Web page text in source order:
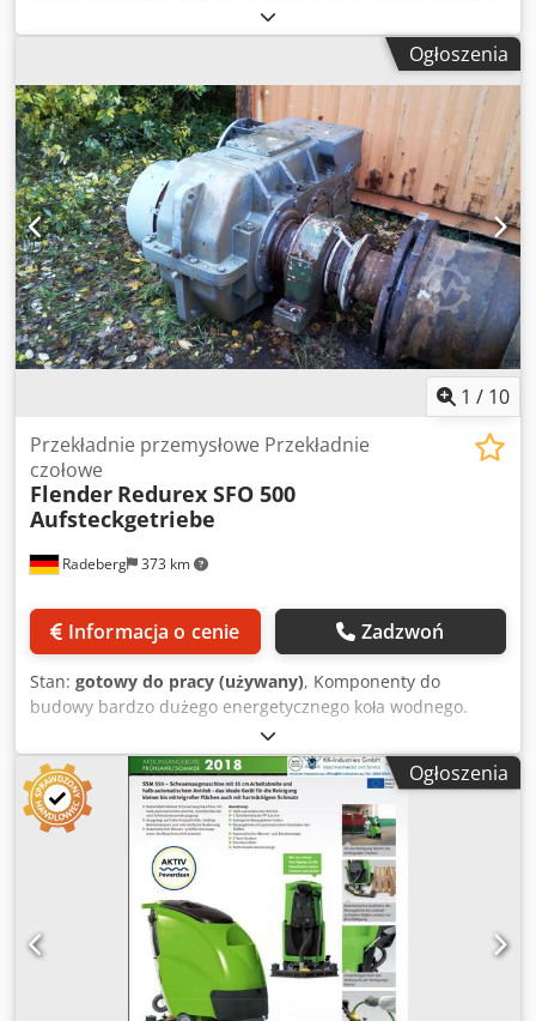
podstawową. Ostatnie zastosowanie jako turbina. !!! Mapa
jako pompa i turbina jako zdjęcia !!! Producent: KSB Typ:
Omega 350-360 A Termin dostawy: 1728 m³/h Głowa
dostawcza: 32 m Prędkość obrotowa: 1450 obr/min Rok
budowy: 2001 Do pracy z turbiną Silnik: VEM G21R 280 S4
Dodpfx Aed Nqi Roh Uock Wydajność: 75 kW przy ok. 20
metrach wysokości i 1600 m3 /h. Napięcie: 400 V Do pracy z
pompami: wymagana moc na wale: 177 kW wymagany
silnik elektryczny: 200 kW NPSH Wartość: 6,9 Wydajność:
85,28%. maksymalna temperatura pracy: 140°C Czujnik
prędkości: Tak !! Cena za sztukę !!!
Ogłoszenia
1 / 10
Radeberg 373 km
Przekładnie przemysłowe Przekładnie
czołowe
Flender Redurex SFO 500
Aufsteckgetriebe
Informacja o cenie Zadzwoń
Stan: gotowy do pracy (używany), Komponenty do
budowy bardzo dużego energetycznego koła wodnego.
Przekładnia: Przekładnia montowana na wałku Flender SFO
500 Liczba stopni przekładni: 4 Przełożenie skrzyni biegów:
185,63 : 1 Przenoszony moment obrotowy: 131 300 Nm
Prędkość obrotowa n1 maks.: 1485 obr. Dcsdpfx Ahsh
Rrtno Usk Prędkość obrotowa n2: 8 obr. Średnica wału D1:
80 mm Średnica wału D2: 220 mm 3500 kg bez silnika
elektrycznego wymiary: Długość: 2000mm szerokość: 800
mm Wysokość: 1000 mm Do wału / rury Średnica wału: 560
mm Grubość ścianki rury: 35 mm Rozstaw łożysk: 10000
mm Wał można dowolnie skracać dzięki skręcanym
piastom. Spawanie jest możliwe bez problemów na rurze,
ponieważ ma ona grubość ścianki 35 mm.
Ogłoszenia